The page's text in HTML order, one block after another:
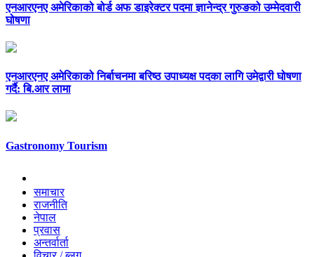
एनआरएनए अमेरिकाको बोर्ड अफ डाइरेक्टर पदमा ज्ञानेन्द्र गुरुङको उम्मेदवारी
घोषणा
एनआरएनए अमेरिकाको निर्बाचनमा बरिष्ठ उपाध्यक्ष पदका लागि उमेद्वारी घोषणा
गर्दै: बि.आर लामा
Gastronomy Tourism
समाचार
राजनीति
नेपाल
प्रवास
अन्तर्वार्ता